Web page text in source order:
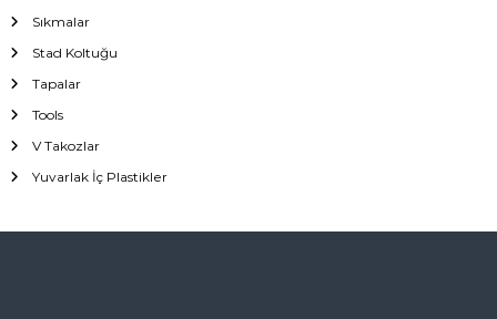
Sıkmalar
Stad Koltuğu
Tapalar
Tools
V Takozlar
Yuvarlak İç Plastikler